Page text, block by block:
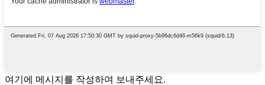
여기에 메시지를 작성하여 보내주세요.